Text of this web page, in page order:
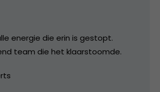
energie die erin is gestopt.
team die het klaarstoomde.